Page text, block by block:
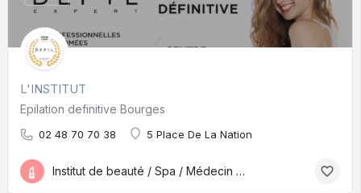
L'INSTITUT
Epilation definitive Bourges
02 48 70 70 38 5 Place De La Nation
Institut de beauté / Spa / Médecin esthétique